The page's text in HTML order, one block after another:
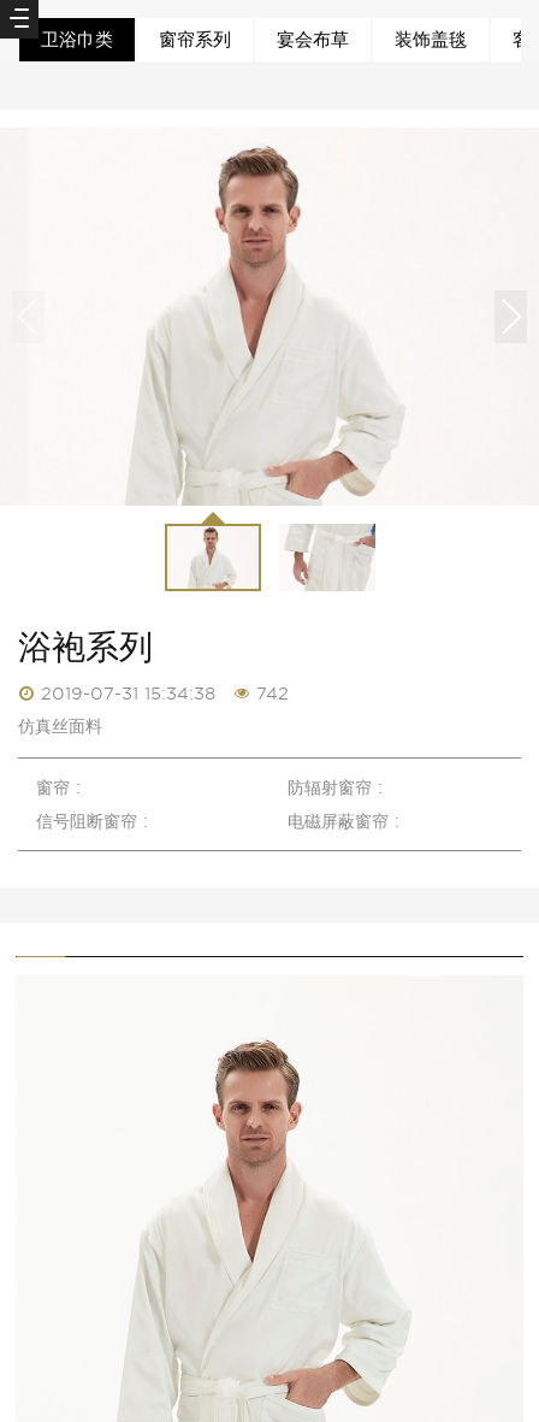
卫浴巾类 窗帘系列 宴会布草 装饰盖毯 客
浴袍系列
2019-07-31 15:34:38
742
仿真丝面料
窗帘 :
防辐射窗帘 :
信号阻断窗帘 :
电磁屏蔽窗帘 :